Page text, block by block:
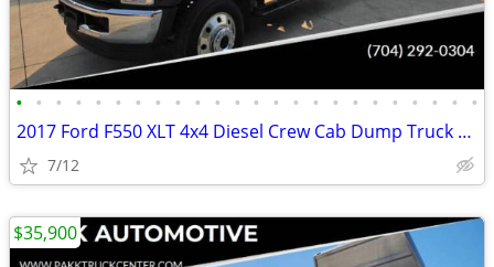
• • • • • • • • • • • • • • • • • • • • • • • •
2017 Ford F550 XLT 4x4 Diesel Crew Cab Dump Truck High Wall Liftgate
7/12
$35,900